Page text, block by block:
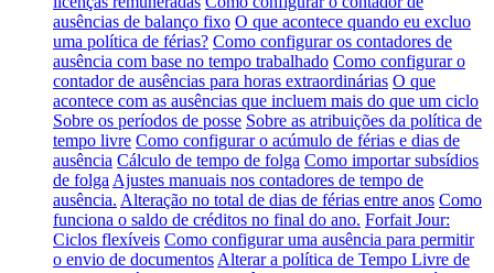
ausências de balanço fixo O que acontece quando eu excluo
uma política de férias? Como configurar os contadores de
ausência com base no tempo trabalhado Como configurar o
contador de ausências para horas extraordinárias O que
acontece com as ausências que incluem mais do que um ciclo
Sobre os períodos de posse Sobre as atribuições da política de
tempo livre Como configurar o acúmulo de férias e dias de
ausência Cálculo de tempo de folga Como importar subsídios
de folga Ajustes manuais nos contadores de tempo de
ausência. Alteração no total de dias de férias entre anos Como
funciona o saldo de créditos no final do ano. Forfait Jour:
Ciclos flexíveis Como configurar uma ausência para permitir
o envio de documentos Alterar a política de Tempo Livre de